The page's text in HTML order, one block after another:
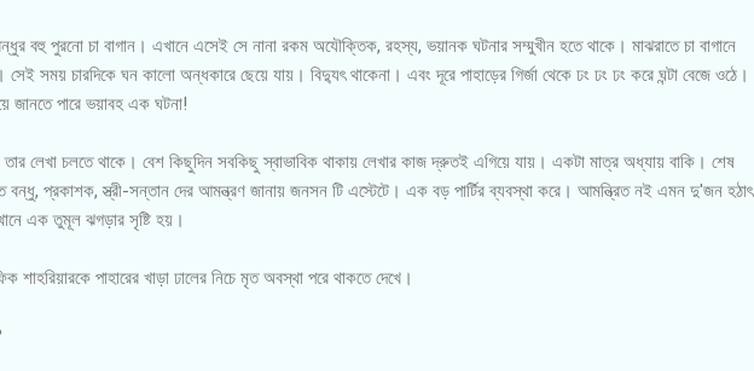
বহু পুরনো চা বাগান। এখানে এসেই সে নানা রকম অযৌক্তিক, রহস্য, ভয়ানক ঘটনার সম্মুখীন হতে থাকে। মাঝরাতে চা বাগানে
সেই সময় চারদিকে ঘন কালো অন্ধকারে ছেয়ে যায়। বিদ্যুৎ থাকেনা। এবং দূরে পাহাড়ের গির্জা থেকে ঢং ঢং ঢং করে ঘন্টা বেজে ওঠে।
জানতে পারে ভয়াবহ এক ঘটনা!
তার লেখা চলতে থাকে। বেশ কিছুদিন সবকিছু স্বাভাবিক থাকায় লেখার কাজ দ্রুতই এগিয়ে যায়। একটা মাত্র অধ্যায় বাকি। শেষ
বন্ধু, প্রকাশক, স্ত্রী-সন্তান দের আমন্ত্রণ জানায় জনসন টি এস্টেটে। এক বড় পার্টির ব্যবস্থা করে। আমন্ত্রিত নই এমন দু'জন হঠাৎ
এক তুমূল ঝগড়ার সৃষ্টি হয়।
শাহরিয়ারকে পাহারের খাড়া ঢালের নিচে মৃত অবস্থা পরে থাকতে দেখে।